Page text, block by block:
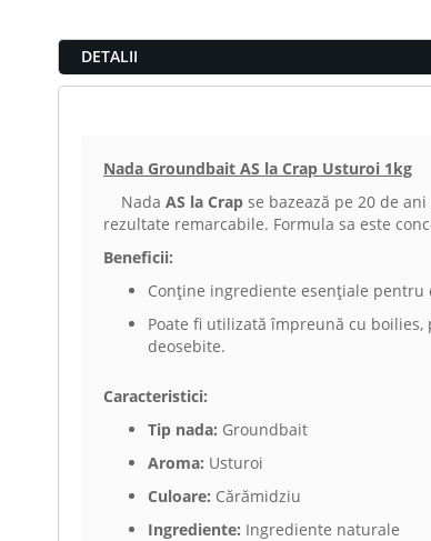
DETALII
Nada Groundbait AS la Crap Usturoi 1kg
Nada AS la Crap se bazează pe 20 de
rezultate remarcabile. Formula sa este
Beneficii:
Conține ingrediente esențiale
Poate fi utilizată împreună cu
deosebite.
Caracteristici:
Tip nada: Groundbait
Aroma: Usturoi
Culoare: Cărămidziu
Ingrediente: Ingrediente naturale